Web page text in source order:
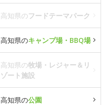
高知県のフードテーマパーク
高知県のキャンプ場・BBQ場
高知県の牧場・レジャー＆リ
ゾート施設
高知県の公園